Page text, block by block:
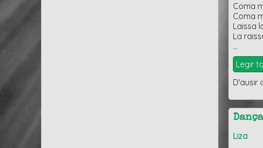
Coma
Coma
Laissa
La
…
Legir
D'ausir
Liza